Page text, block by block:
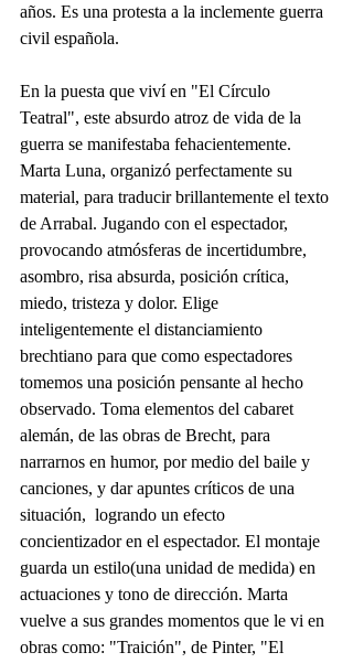
años. Es una protesta a la inclemente guerra
civil española.
En la puesta que viví en "El Círculo
Teatral", este absurdo atroz de vida de la
guerra se manifestaba fehacientemente.
Marta Luna, organizó perfectamente su
material, para traducir brillantemente el texto
de Arrabal. Jugando con el espectador,
provocando atmósferas de incertidumbre,
asombro, risa absurda, posición crítica,
miedo, tristeza y dolor. Elige
inteligentemente el distanciamiento
brechtiano para que como espectadores
tomemos una posición pensante al hecho
observado. Toma elementos del cabaret
alemán, de las obras de Brecht, para
narrarnos en humor, por medio del baile y
canciones, y dar apuntes críticos de una
situación,  logrando un efecto
concientizador en el espectador. El montaje
guarda un estilo(una unidad de medida) en
actuaciones y tono de dirección. Marta
vuelve a sus grandes momentos que le vi en
obras como: "Traición", de Pinter, "El